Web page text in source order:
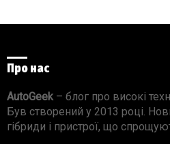
Про нас
AutoGeek– блог про високі
Був створений у 2013 році.
гібриди і пристрої, що